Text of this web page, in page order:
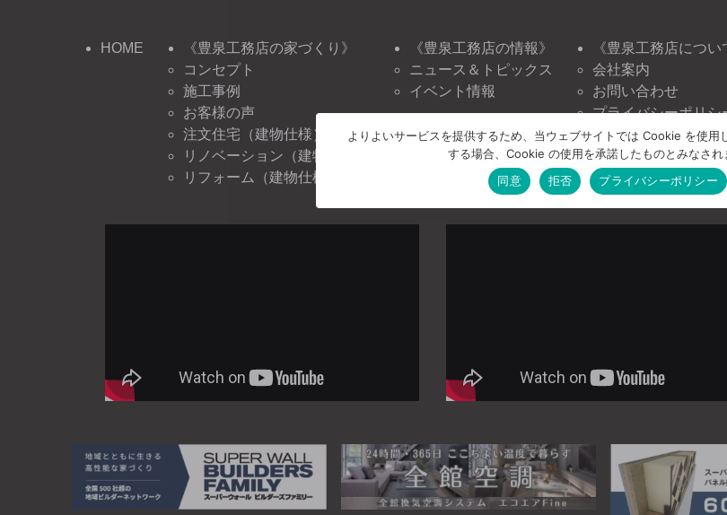
HOME
《豊泉工務店の家づくり》
コンセプト
施工事例
お客様の声
注文住宅（建物仕様）
リノベーション（建物仕様）
リフォーム（建物仕様）
《豊泉工務店の情報》
ニュース＆トピックス
イベント情報
《豊泉工務店につい
会社案内
お問い合わせ
プライバシーポリシ
よりよいサービスを提供するため、当ウェブサイトでは Cookie を使用
する場合、Cookie の使用を承諾したものとみなされ
同意
拒否 プライバシーポリシー